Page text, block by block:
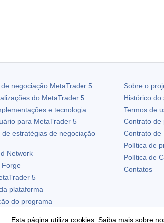
negociação MetaTrader 5
do MetaTrader 5
e tecnologia
para MetaTrader 5
de estratégias de negociação
Network
Forge
5
plataforma
do programa
Sobre o
Histórico do
Termos de
Contrato de
Contrato de
Política de
Política de
Contatos
Esta página utiliza cookies. Saiba mais sobre